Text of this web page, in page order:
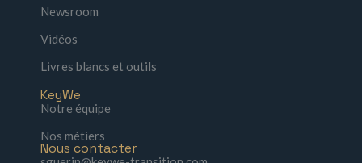
Newsroom
Vidéos
Livres blancs et outils
KeyWe
Notre équipe
Nos métiers
Nous contacter